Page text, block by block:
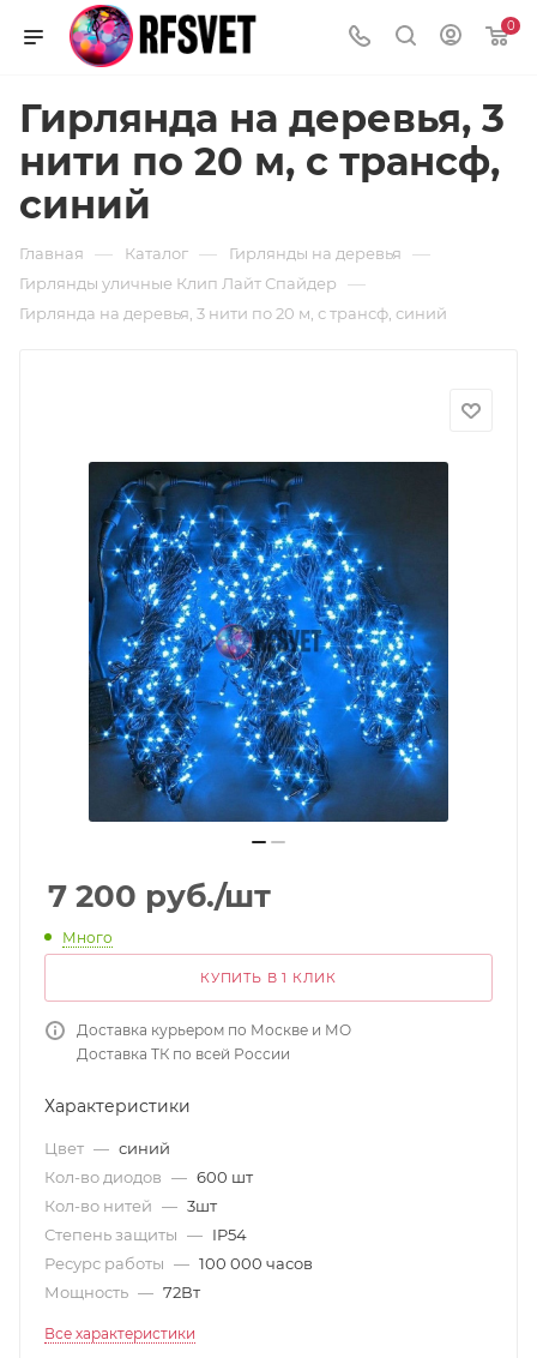
0
Гирлянда на деревья, 3
нити по 20 м, с трансф,
синий
Главная — Каталог — Гирлянды на деревья —
Гирлянды уличные Клип Лайт Спайдер —
Гирлянда на деревья, 3 нити по 20 м, с трансф, синий
7 200 руб./шт
Много
КУПИТЬ В 1 КЛИК
Доставка курьером по Москве и МО
Доставка ТК по всей России
Характеристики
Цвет — синий
Кол-во диодов — 600 шт
Кол-во нитей — 3шт
Степень защиты — IP54
Ресурс работы — 100 000 часов
Мощность — 72Вт
Все характеристики